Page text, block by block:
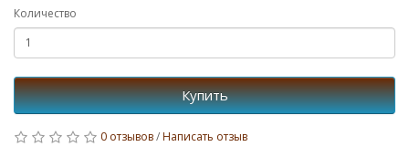
Количество
Купить
0 отзывов/Написать отзыв